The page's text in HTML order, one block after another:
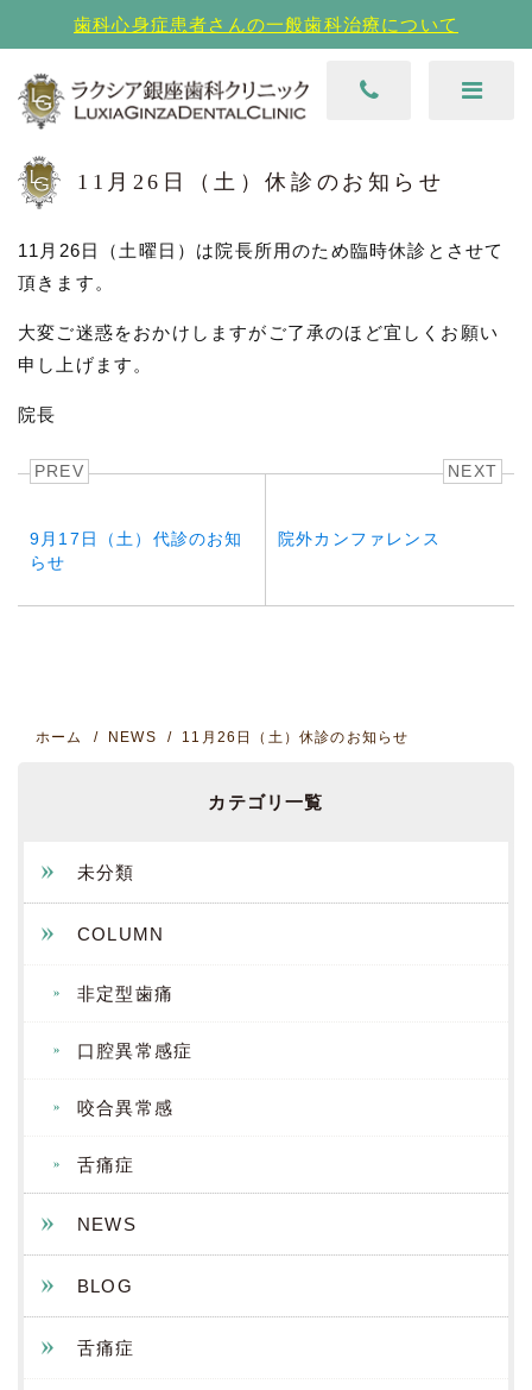
歯科心身症患者さんの一般歯科治療について
11月26日（土）休診のお知らせ
11月26日（土曜日）は院長所用のため臨時休診とさせて
頂きます。
大変ご迷惑をおかけしますがご了承のほど宜しくお願い
申し上げます。
院長
PREV
9月17日（土）代診のお知
らせ
NEXT
院外カンファレンス
ホーム NEWS 11月26日（土）休診のお知らせ
カテゴリ一覧
未分類
COLUMN
非定型歯痛
口腔異常感症
咬合異常感
舌痛症
NEWS
BLOG
舌痛症